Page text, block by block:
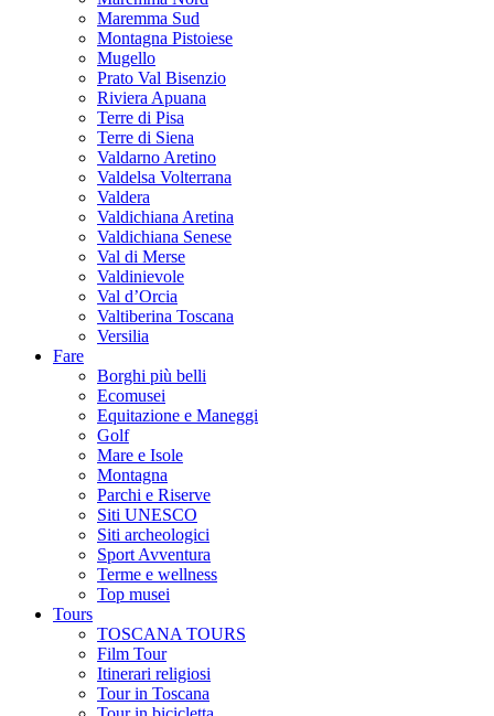
Maremma Sud
Montagna Pistoiese
Mugello
Prato Val Bisenzio
Riviera Apuana
Terre di Pisa
Terre di Siena
Valdarno Aretino
Valdelsa Volterrana
Valdera
Valdichiana Aretina
Valdichiana Senese
Val di Merse
Valdinievole
Val d’Orcia
Valtiberina Toscana
Versilia
Fare
Borghi più belli
Ecomusei
Equitazione e Maneggi
Golf
Mare e Isole
Montagna
Parchi e Riserve
Siti UNESCO
Siti archeologici
Sport Avventura
Terme e wellness
Top musei
Tours
TOSCANA TOURS
Film Tour
Itinerari religiosi
Tour in Toscana